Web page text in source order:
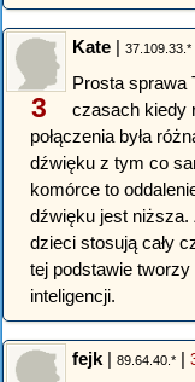
3
Kate | 37.109.33.*
Prosta sprawa
czasach kiedy
połączenia była
dźwięku z tym co
komórce to
dźwięku jest niższa.
dzieci stosują cały
tej podstawie
inteligencji.
fejk | 89.64.40.* |